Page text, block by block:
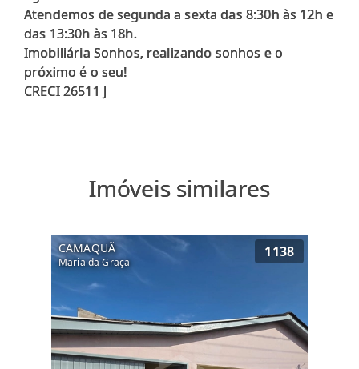
Atendemos de segunda a sexta das 8:30h às 12h e
das 13:30h às 18h.
Imobiliária Sonhos, realizando sonhos e o
próximo é o seu!
Imóveis similares
CAMAQUÃ
Maria da Graça
1138